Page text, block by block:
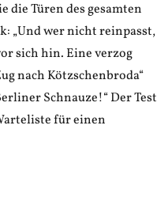
Türen des gesamten
„Und wer nicht reinpasst,
sich hin. Eine verzog
nach Kötzschenbroda“
Schnauze!“ Der Test
für einen